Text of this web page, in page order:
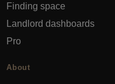
Finding space
Landlord dashboards
Pro
About